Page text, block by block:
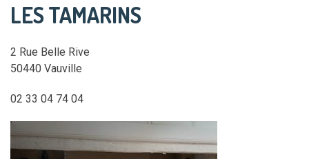
LES TAMARINS
2 Rue Belle Rive
50440 Vauville
02 33 04 74 04